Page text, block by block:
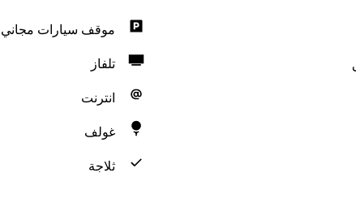
موقف سيارات مجاني
تلفاز
انترنت
غولف
ثلاجة